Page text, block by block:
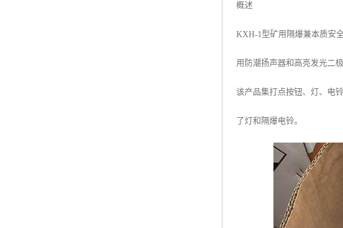
概述
KXH-1型矿用隔爆兼本质安
用防潮扬声器和高亮发光二
该产品集打点按钮、灯、电
了灯和隔爆电铃。